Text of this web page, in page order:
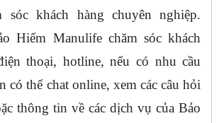
sóc khách hàng chuyên nghiệp.
Hiểm Manulife chăm sóc khách
thoại, hotline, nếu có nhu cầu
có thể chat online, xem các câu hỏi
thông tin về các dịch vụ của Bảo